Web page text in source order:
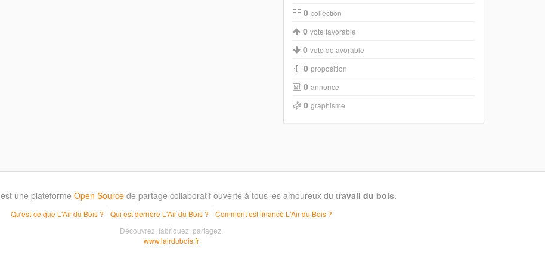
0 collection
0 vote favorable
0 vote défavorable
0 proposition
0 annonce
0 graphisme
est une plateforme Open Source de partage collaboratif ouverte à tous les amoureux du travail du bois.
Qu'est-ce que L'Air du Bois ? Qui est derrière L'Air du Bois ?
Comment est financé L'Air du Bois ?
Découvrez, fabriquez, partagez.
www.lairdubois.fr